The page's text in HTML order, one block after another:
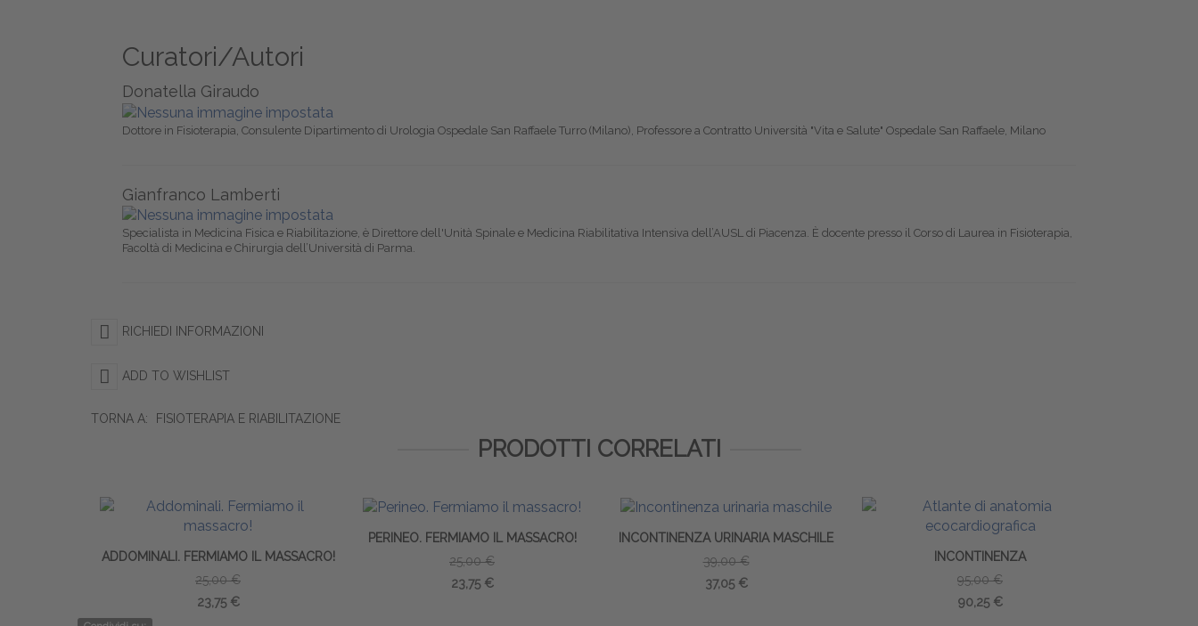
Curatori/Autori
Donatella Giraudo
Dottore in Fisioterapia, Consulente Dipartimento di Urologia Ospedale San Raffaele Turro (Milano), Professore a Contratto Università "Vita e Salute" Ospedale San Raffaele, Milano
Gianfranco Lamberti
Specialista in Medicina Fisica e Riabilitazione, è Direttore dell'Unità Spinale e Medicina Riabilitativa Intensiva dell’AUSL di Piacenza. È docente presso il Corso di Laurea in Fisioterapia,
Facoltà di Medicina e Chirurgia dell’Università di Parma.
RICHIEDI INFORMAZIONI
ADD TO WISHLIST
TORNA A: FISIOTERAPIA E RIABILITAZIONE
PRODOTTI CORRELATI
ADDOMINALI. FERMIAMO IL MASSACRO!
25,00 €
23,75 €
PERINEO. FERMIAMO IL MASSACRO!
25,00 €
23,75 €
INCONTINENZA URINARIA MASCHILE
39,00 €
37,05 €
INCONTINENZA
95,00 €
90,25 €